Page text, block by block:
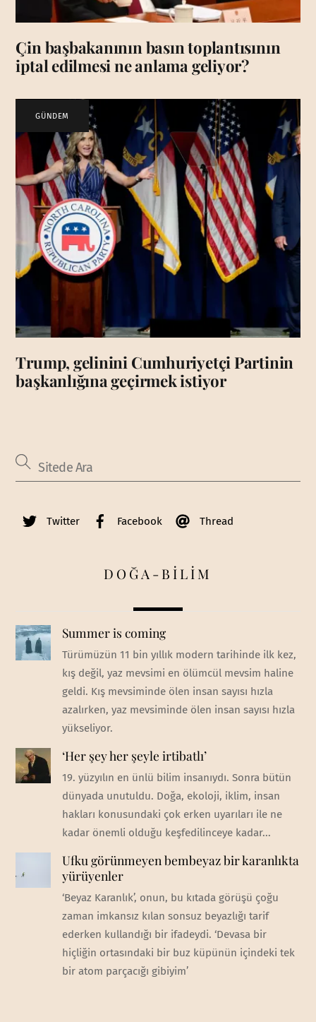
Çin başbakanının basın toplantısının
iptal edilmesi ne anlama geliyor?
GÜNDEM
Trump, gelinini Cumhuriyetçi Partinin
başkanlığına geçirmek istiyor
Twitter Facebook Thread
DOĞA-BİLİM
Summer is coming
Türümüzün 11 bin yıllık modern tarihinde ilk kez,
kış değil, yaz mevsimi en ölümcül mevsim haline
geldi. Kış mevsiminde ölen insan sayısı hızla
azalırken, yaz mevsiminde ölen insan sayısı hızla
yükseliyor.
‘Her şey her şeyle irtibatlı’
19. yüzyılın en ünlü bilim insanıydı. Sonra bütün
dünyada unutuldu. Doğa, ekoloji, iklim, insan
hakları konusundaki çok erken uyarıları ile ne
kadar önemli olduğu keşfedilinceye kadar...
Ufku görünmeyen bembeyaz bir karanlıkta
yürüyenler
‘Beyaz Karanlık’, onun, bu kıtada görüşü çoğu
zaman imkansız kılan sonsuz beyazlığı tarif
ederken kullandığı bir ifadeydi. ‘Devasa bir
hiçliğin ortasındaki bir buz küpünün içindeki tek
bir atom parçacığı gibiyim’